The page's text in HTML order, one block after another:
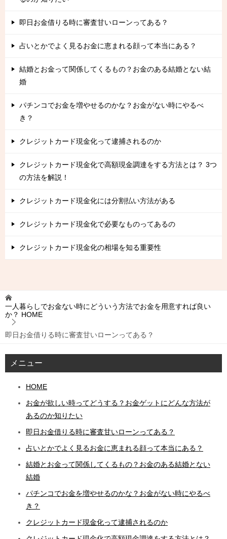
即日お金借りる時に審査甘いローンってある？
占いとかでよく見るお金に恵まれる顔って本当にある？
結婚とお金って関係してくるもの？お金のある結婚とない結
婚
パチンコでお金を増やせるのかな？お金がない時にやるべ
き？
クレジットカード現金化って逮捕されるのか
クレジットカード現金化で高額現金調達をする方法とは？ 3つ
の方法を解説！
クレジットカード現金化には分割払い方法がある
クレジットカード現金化で必要なものってあるの
クレジットカード現金化の相場を知る重要性
一人暮らしでお金ない時にどういう方法でお金を用意すれば良い
か？ HOME
即日お金借りる時に審査甘いローンってある？
メニュー
HOME
お金が欲しい時ってどうする？お金ゲットにどんな方法が
あるのか知りたい
即日お金借りる時に審査甘いローンってある？
占いとかでよく見るお金に恵まれる顔って本当にある？
結婚とお金って関係してくるもの？お金のある結婚とない
結婚
パチンコでお金を増やせるのかな？お金がない時にやるべ
き？
クレジットカード現金化って逮捕されるのか